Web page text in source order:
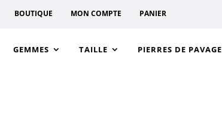
BOUTIQUE MON COMPTE PANIER
GEMMES TAILLE PIERRES DE PAVAGE